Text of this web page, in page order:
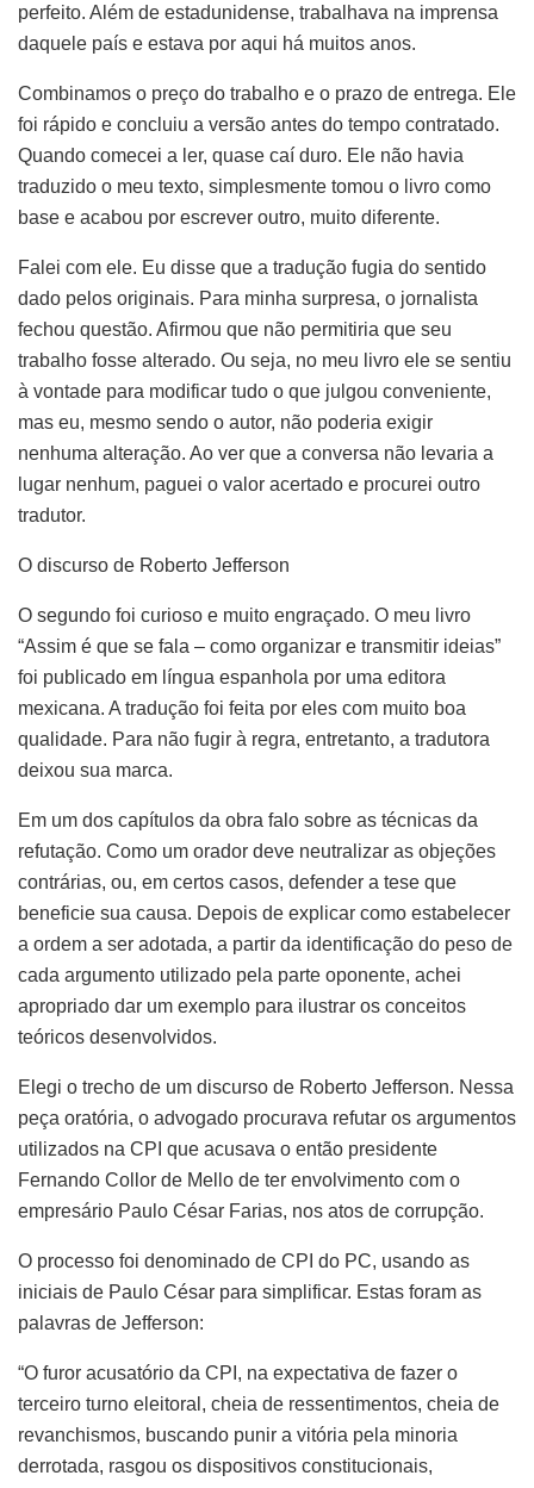
perfeito. Além de estadunidense, trabalhava na imprensa
daquele país e estava por aqui há muitos anos.
Combinamos o preço do trabalho e o prazo de entrega. Ele
foi rápido e concluiu a versão antes do tempo contratado.
Quando comecei a ler, quase caí duro. Ele não havia
traduzido o meu texto, simplesmente tomou o livro como
base e acabou por escrever outro, muito diferente.
Falei com ele. Eu disse que a tradução fugia do sentido
dado pelos originais. Para minha surpresa, o jornalista
fechou questão. Afirmou que não permitiria que seu
trabalho fosse alterado. Ou seja, no meu livro ele se sentiu
à vontade para modificar tudo o que julgou conveniente,
mas eu, mesmo sendo o autor, não poderia exigir
nenhuma alteração. Ao ver que a conversa não levaria a
lugar nenhum, paguei o valor acertado e procurei outro
tradutor.
O discurso de Roberto Jefferson
O segundo foi curioso e muito engraçado. O meu livro
“Assim é que se fala – como organizar e transmitir ideias”
foi publicado em língua espanhola por uma editora
mexicana. A tradução foi feita por eles com muito boa
qualidade. Para não fugir à regra, entretanto, a tradutora
deixou sua marca.
Em um dos capítulos da obra falo sobre as técnicas da
refutação. Como um orador deve neutralizar as objeções
contrárias, ou, em certos casos, defender a tese que
beneficie sua causa. Depois de explicar como estabelecer
a ordem a ser adotada, a partir da identificação do peso de
cada argumento utilizado pela parte oponente, achei
apropriado dar um exemplo para ilustrar os conceitos
teóricos desenvolvidos.
Elegi o trecho de um discurso de Roberto Jefferson. Nessa
peça oratória, o advogado procurava refutar os argumentos
utilizados na CPI que acusava o então presidente
Fernando Collor de Mello de ter envolvimento com o
empresário Paulo César Farias, nos atos de corrupção.
O processo foi denominado de CPI do PC, usando as
iniciais de Paulo César para simplificar. Estas foram as
palavras de Jefferson:
“O furor acusatório da CPI, na expectativa de fazer o
terceiro turno eleitoral, cheia de ressentimentos, cheia de
revanchismos, buscando punir a vitória pela minoria
derrotada, rasgou os dispositivos constitucionais,